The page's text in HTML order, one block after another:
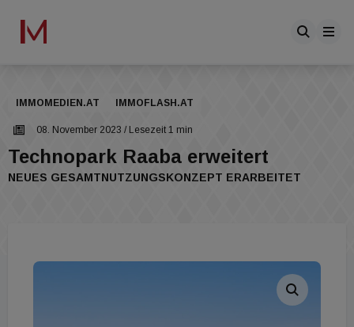
IMMOMEDIEN.AT IMMOFLASH.AT
08. November 2023 / Lesezeit 1 min
Technopark Raaba erweitert
NEUES GESAMTNUTZUNGSKONZEPT ERARBEITET